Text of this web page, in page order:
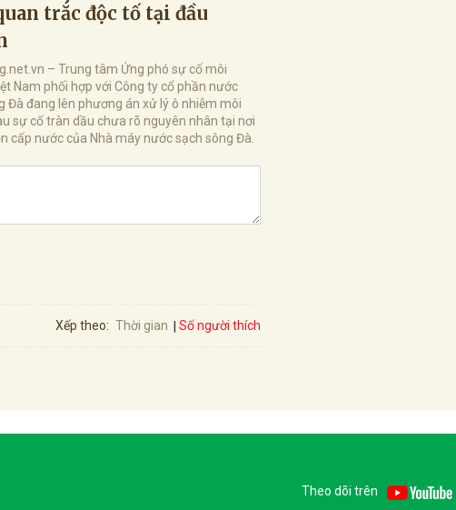
trắc độc tố tại đầu
– Trung tâm Ứng phó sự cố môi
Nam phối hợp với Công ty cổ phần nước
Đà đang lên phương án xử lý ô nhiễm môi
sự cố tràn dầu chưa rõ nguyên nhân tại nơi
cấp nước của Nhà máy nước sạch sông Đà.
Xếp theo: Thời gian Số người thích
Theo dõi trên